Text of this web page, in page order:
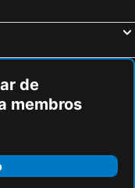
de
membros